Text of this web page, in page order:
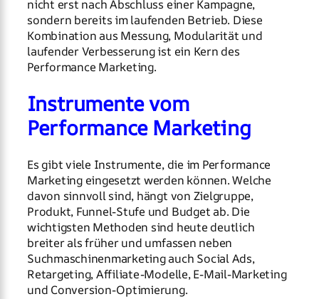
nicht erst nach Abschluss einer Kampagne,
sondern bereits im laufenden Betrieb. Diese
Kombination aus Messung, Modularität und
laufender Verbesserung ist ein Kern des
Performance Marketing.
Instrumente vom
Performance Marketing
Es gibt viele Instrumente, die im Performance
Marketing eingesetzt werden können. Welche
davon sinnvoll sind, hängt von Zielgruppe,
Produkt, Funnel-Stufe und Budget ab. Die
wichtigsten Methoden sind heute deutlich
breiter als früher und umfassen neben
Suchmaschinenmarketing auch Social Ads,
Retargeting, Affiliate-Modelle, E-Mail-Marketing
und Conversion-Optimierung.